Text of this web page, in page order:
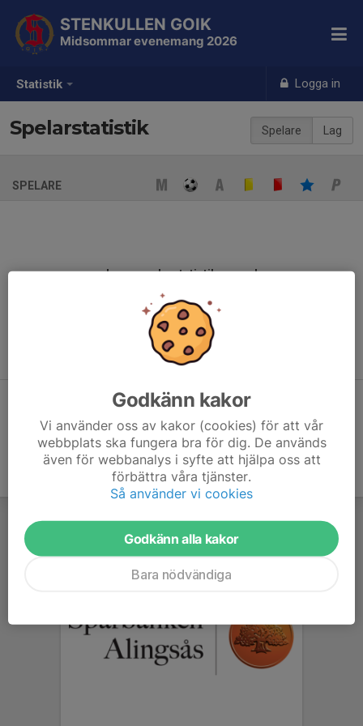
Statistik Logga in
STENKULLEN GOIK
Midsommar evenemang 2026
Spelare Lag
Spelarstatistik
SPELARE
Ingen spelarstatistik sparad
automatiskt på denna sida
Godkänn kakor
Vi använder oss av kakor (cookies) för att vår
webbplats ska fungera bra för dig. De används
även för webbanalys i syfte att hjälpa oss att
förbättra våra tjänster.
Så använder vi cookies
Godkänn alla kakor
Bara nödvändiga